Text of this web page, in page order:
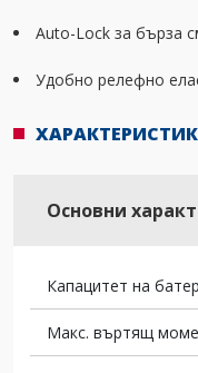
Auto-Lock за бърза
Удобно релефно
Основни
Капацитет на
Макс. въртящ